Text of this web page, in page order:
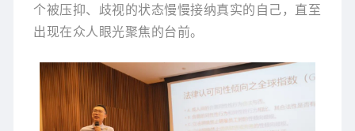
个被压抑、歧视的状态慢慢接纳真实的自己，直至
出现在众人眼光聚焦的台前。